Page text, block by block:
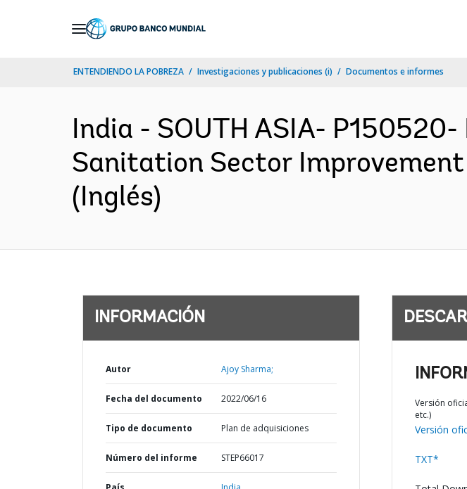
ENTENDIENDO LA POBREZA Investigaciones y publicaciones (i) Documentos e informes
India - SOUTH ASIA-
Sanitation Sector
(Inglés)
INFORMACIÓN
Autor Ajoy Sharma;
Fecha del documento 2022/06/16
Tipo de documento Plan de adquisiciones
Número del informe STEP66017
Versión
etc.)
Versión
TXT*